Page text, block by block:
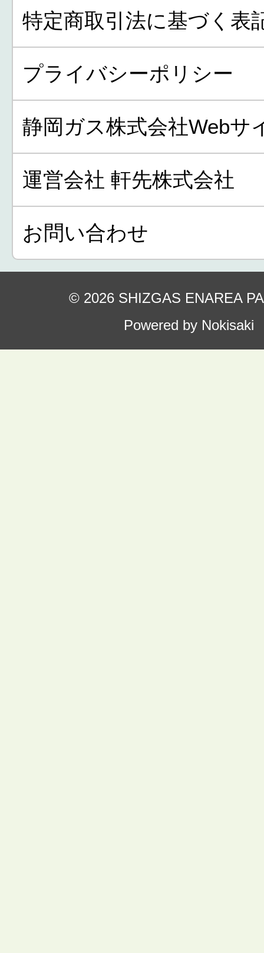
特定商取引法に基づく表
プライバシーポリシー
静岡ガス株式会社Webサ
運営会社 軒先株式会社
お問い合わせ
© 2026 SHIZGAS ENAREA
Powered by Nokisaki